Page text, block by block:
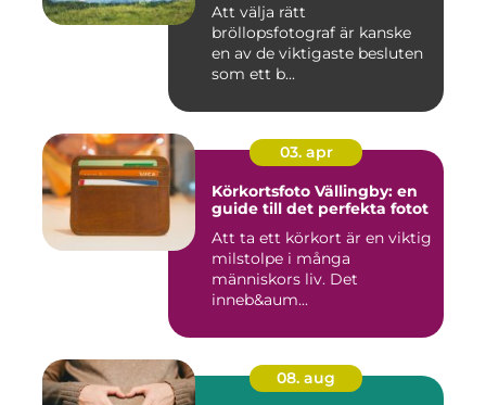
Att välja rätt
bröllopsfotograf är kanske
en av de viktigaste besluten
som ett b...
03. apr
Körkortsfoto Vällingby: en
guide till det perfekta fotot
Att ta ett körkort är en viktig
milstolpe i många
människors liv. Det
inneb&aum...
08. aug